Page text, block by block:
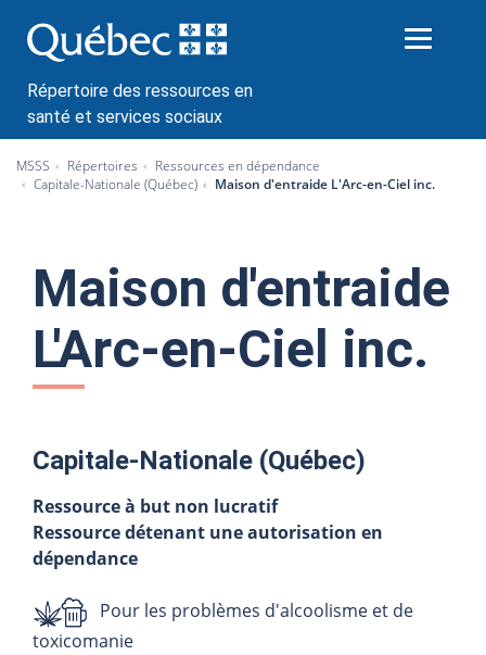
a
s
s
u
Répertoire des ressources en
santé et services sociaux
MSSS Répertoires
Ressources en dépendance
Capitale-Nationale (Québec)
Maison d'entraide L'Arc-en-Ciel inc.
Maison d'entraide
L'Arc-en-Ciel inc.
Capitale-Nationale (Québec)
Ressource à but non lucratif
Ressource détenant une autorisation en
dépendance
Pour les problèmes d'alcoolisme et de
toxicomanie